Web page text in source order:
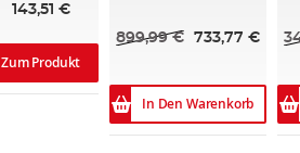
143,51 €
Zum Produkt
899,99 € 733,77 €
In Den Warenkorb